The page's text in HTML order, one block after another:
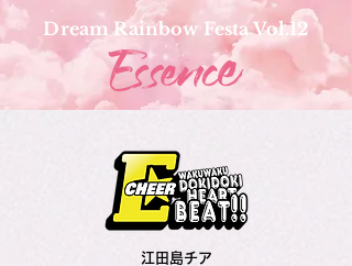
Dream Rainbow Festa Vol.12
江田島チア